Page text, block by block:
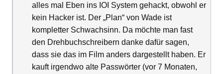
alles mal Eben ins IOI System gehackt, obwohl er
kein Hacker ist. Der „Plan“ von Wade ist
kompletter Schwachsinn. Da möchte man fast
den Drehbuchschreibern danke dafür sagen,
dass sie das im Film anders dargestellt haben. Er
kauft irgendwo alte Passwörter (vor 7 Monaten,